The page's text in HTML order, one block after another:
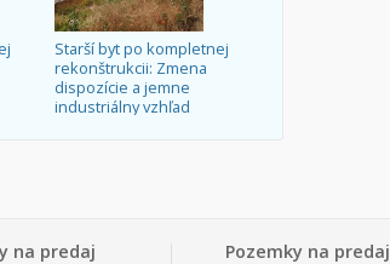
Starší byt po kompletnej
rekonštrukcii: Zmena
dispozície a jemne
industriálny vzhľad
na predaj Pozemky na predaj